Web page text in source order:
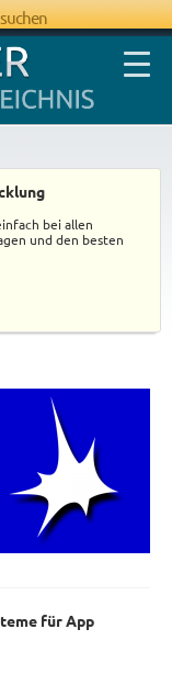
bei allen
und den besten
für App